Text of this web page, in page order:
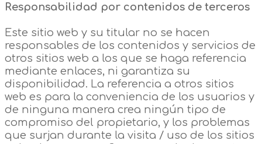
Responsabilidad por contenidos de terceros
Este sitio web y su titular no se hacen
responsables de los contenidos y servicios de
otros sitios web a los que se haga referencia
mediante enlaces, ni garantiza su
disponibilidad. La referencia a otros sitios
web es para la conveniencia de los usuarios y
de ninguna manera crea ningún tipo de
compromiso del propietario, y los problemas
que surjan durante la visita / uso de los sitios